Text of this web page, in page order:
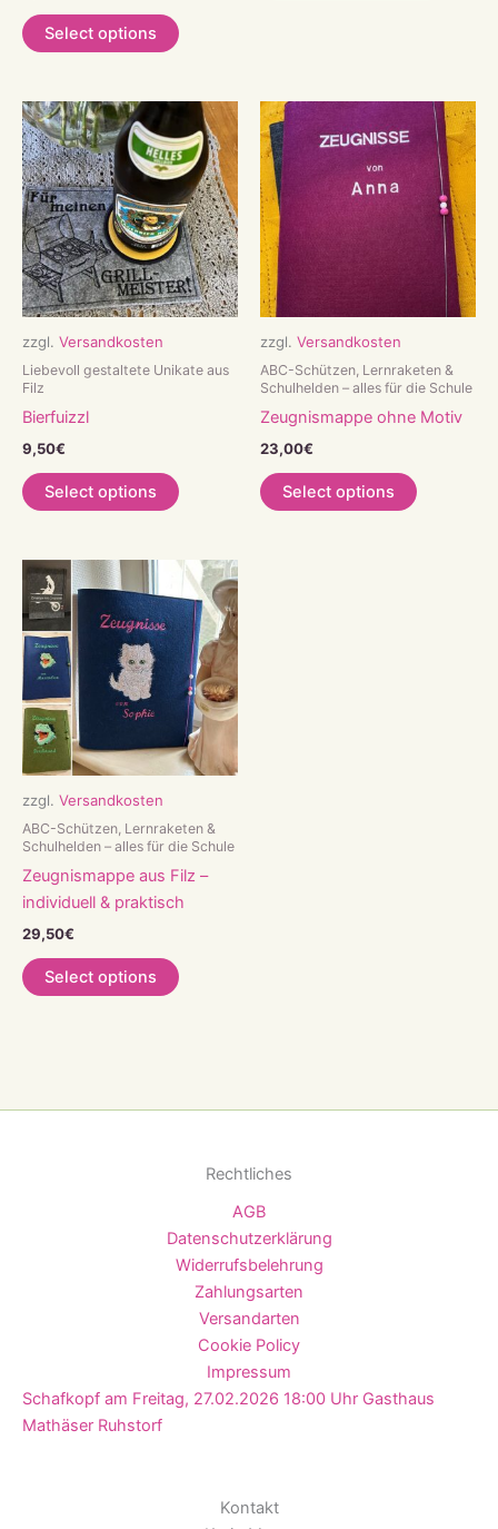
Select options
zzgl. Versandkosten
Liebevoll gestaltete Unikate aus
Filz
Bierfuizzl
9,50€
Select options
zzgl. Versandkosten
ABC-Schützen, Lernraketen &
Schulhelden – alles für die Schule
Zeugnismappe ohne Motiv
23,00€
Select options
zzgl. Versandkosten
ABC-Schützen, Lernraketen &
Schulhelden – alles für die Schule
Zeugnismappe aus Filz –
individuell & praktisch
29,50€
Select options
Rechtliches
AGB
Datenschutzerklärung
Widerrufsbelehrung
Zahlungsarten
Versandarten
Cookie Policy
Impressum
Schafkopf am Freitag, 27.02.2026 18:00 Uhr Gasthaus
Mathäser Ruhstorf
Kontakt